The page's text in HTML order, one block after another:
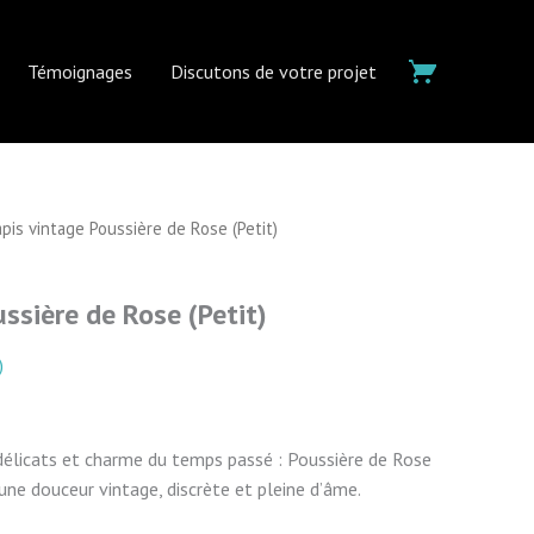
Témoignages Discutons de votre projet
vintage Poussière de Rose (Petit)
de Rose (Petit)
et charme du temps passé : Poussière de Rose
douceur vintage, discrète et pleine d’âme.